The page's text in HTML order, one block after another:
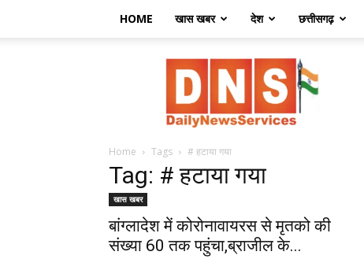
HOME खास खबर देश छत्तीसगढ़
Home Tags # हटाया गया
Tag: # हटाया गया
खास खबर
बांग्लादेश में कोरोनावायरस से मृतको की
संख्या 60 तक पहुंचा,ब्राजील के...